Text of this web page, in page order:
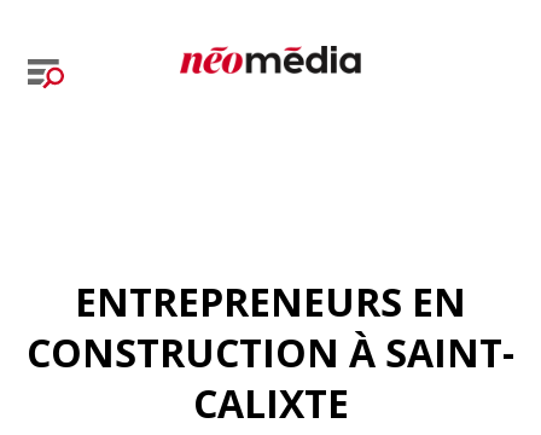
ENTREPRENEURS EN
CONSTRUCTION À SAINT-
CALIXTE